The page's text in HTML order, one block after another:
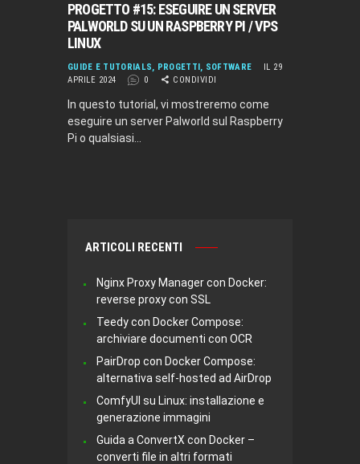
PROGETTO #15: ESEGUIRE UN SERVER
PALWORLD SU UN RASPBERRY PI / VPS
LINUX
GUIDE E TUTORIALS, PROGETTI , SOFTWARE
IL 29
APRILE 2024
0 CONDIVIDI
In questo tutorial, vi mostreremo come
eseguire un server Palworld sul Raspberry
Pi o qualsiasi…
ARTICOLI RECENTI
Nginx Proxy Manager con Docker:
reverse proxy con SSL
Teedy con Docker Compose:
archiviare documenti con OCR
PairDrop con Docker Compose:
alternativa self-hosted ad AirDrop
ComfyUI su Linux: installazione e
generazione immagini
Guida a ConvertX con Docker –
converti file in altri formati